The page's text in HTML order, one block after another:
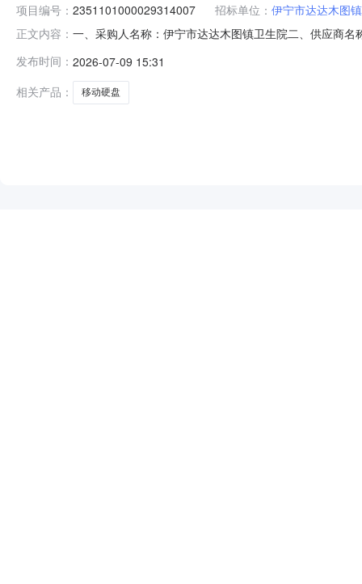
项目编号： 2351101000029314007 招标单位： 伊宁市达达木图
正文内容： 一、采购人名称：伊宁市达达木图镇卫生院二、供应商
1.009509502雷克沙SL210移动硬盘雷克沙/lexarSL210
发布时间： 2026-07-09 15:31
相关产品：
移动硬盘